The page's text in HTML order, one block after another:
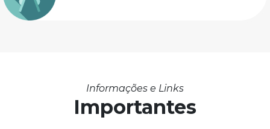
Informações e Links
Importantes